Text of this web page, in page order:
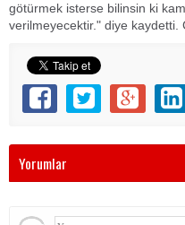
götürmek isterse bilinsin ki
verilmeyecektir." diye kaydetti.
Yorumlar